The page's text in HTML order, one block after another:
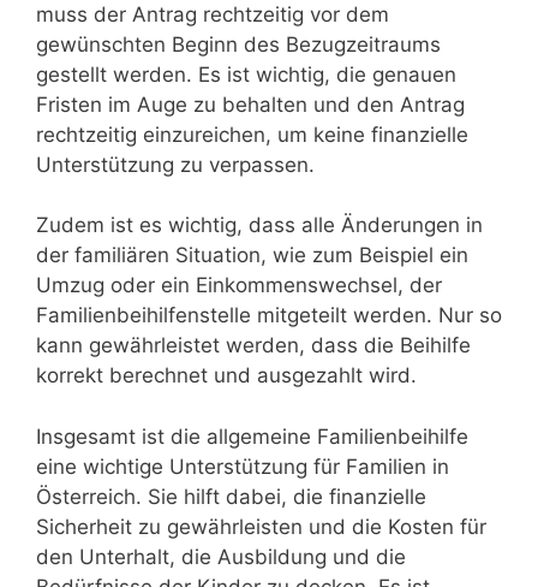
muss der Antrag rechtzeitig vor dem
gewünschten Beginn des Bezugzeitraums
gestellt werden. Es ist wichtig, die genauen
Fristen im Auge zu behalten und den Antrag
rechtzeitig einzureichen, um keine finanzielle
Unterstützung zu verpassen.
Zudem ist es wichtig, dass alle Änderungen in
der familiären Situation, wie zum Beispiel ein
Umzug oder ein Einkommenswechsel, der
Familienbeihilfenstelle mitgeteilt werden. Nur so
kann gewährleistet werden, dass die Beihilfe
korrekt berechnet und ausgezahlt wird.
Insgesamt ist die allgemeine Familienbeihilfe
eine wichtige Unterstützung für Familien in
Österreich. Sie hilft dabei, die finanzielle
Sicherheit zu gewährleisten und die Kosten für
den Unterhalt, die Ausbildung und die